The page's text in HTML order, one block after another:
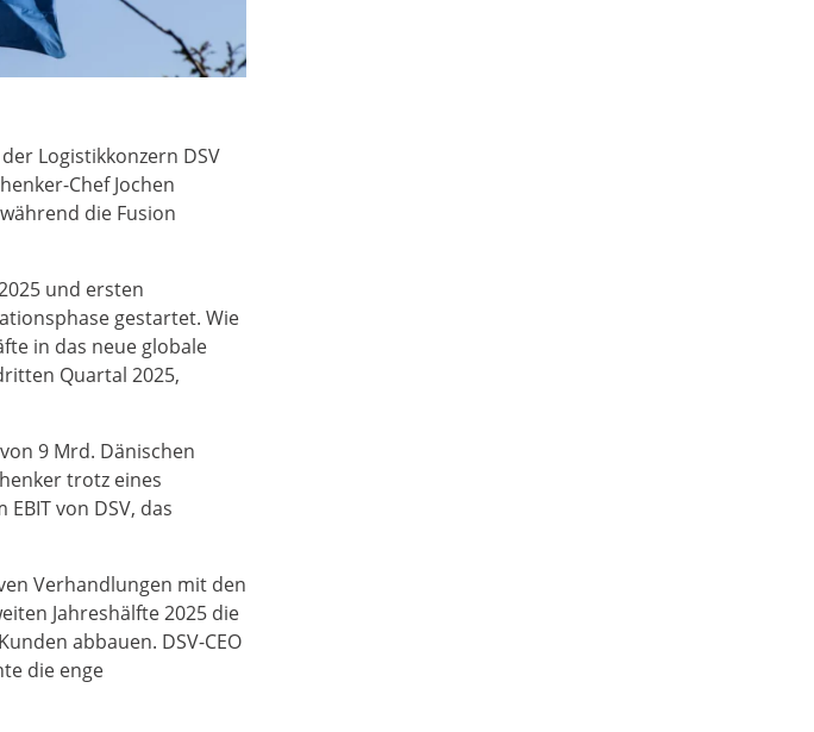
Logistikkonzern DSV
Chef Jochen
die Fusion
und ersten
gestartet. Wie
in das neue globale
Quartal 2025,
9 Mrd. Dänischen
trotz eines
von DSV, das
Verhandlungen mit den
Jahreshälfte 2025 die
abbauen. DSV-CEO
die enge